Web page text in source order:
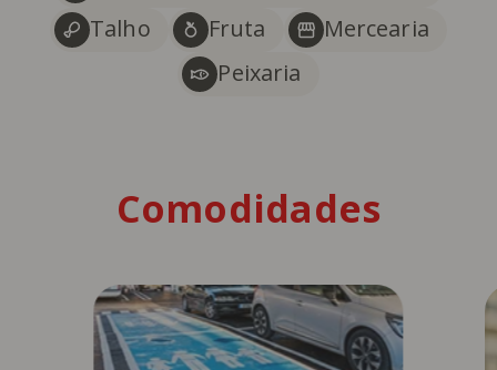
Talho
Fruta
Mercearia
Peixaria
Comodidades